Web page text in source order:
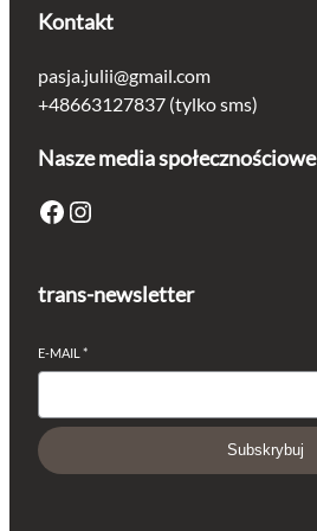
Kontakt
pasja.julii@gmail.com
+48663127837 (tylko sms)
Nasze media społecznościowe
Facebook Instagram
trans-newsletter
E-MAIL *
Subskrybuj